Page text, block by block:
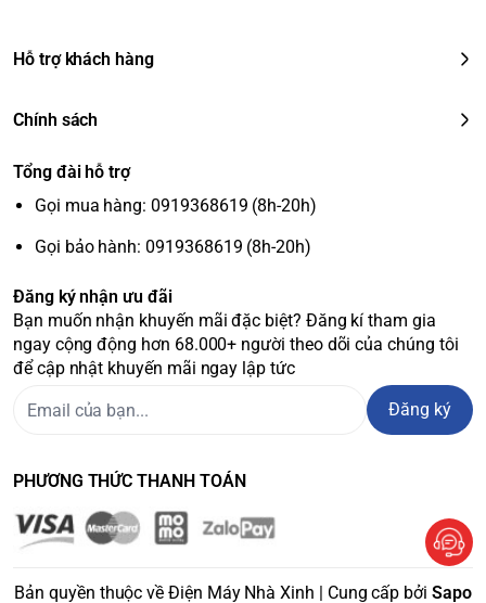
Chromecast built-in
Cổng kết nối:
USB: 2
Digital Audio Output (Optical): 1
Headphone Output: 1
Kích thước không chân đế:
Trọng lượng có chân đế:Khoảng 22.9 kg
Trọng lượng không chân đế:Khoảng 21.8 kg
Năm ra mắt:2023
[Thông tin cần được xác nhận]
Công Nghệ Hình Ảnh Vượt
Trội
XR OLED Contrast Pro:Tăng cường độ tương phản, mang
đến màu đen sâu thẳm và vùng sáng rực rỡ, cho hình ảnh
XR Triluminos Pro:Tái tạo dải màu rộng hơn, hiển thị hàng
Hỗ trợ khách hàng
Chính sách
Tổng đài hỗ trợ
Gọi mua hàng: 0919368619 (8h-20h)
Gọi bảo hành: 0919368619 (8h-20h)
Đăng ký nhận ưu đãi
Bạn muốn nhận khuyến mãi đặc biệt? Đăng kí tham gia
ngay cộng động hơn 68.000+ người theo dõi của chúng tôi
để cập nhật khuyến mãi ngay lập tức
Đăng ký
PHƯƠNG THỨC THANH TOÁN
Bản quyền thuộc về Điện Máy Nhà Xinh | Cung cấp bởi Sapo